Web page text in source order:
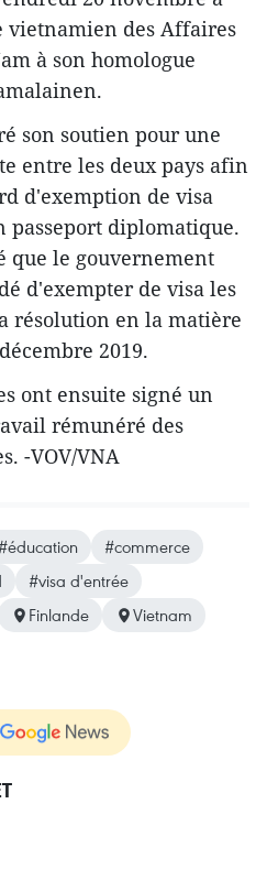
des Affaires
à son homologue
son soutien pour une
entre les deux pays afin
d'exemption de visa
passeport diplomatique.
que le gouvernement
d'exempter de visa les
résolution en la matière
2019.
ont ensuite signé un
rémunéré des
-VOV/VNA
#éducation
#commerce
#visa d'entrée
Finlande Vietnam